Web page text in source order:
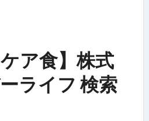
ア食】株式
ライフ 検索